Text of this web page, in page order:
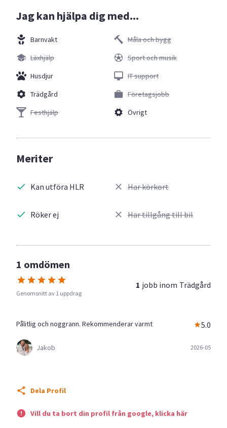
Jag kan hjälpa dig med...
Barnvakt
Läxhjälp
Husdjur
Trädgård
Festhjälp
Måla och bygg
Sport och musik
IT support
Företagsjobb
Övrigt
Meriter
Kan utföra HLR
Röker ej
Har körkort
Har tillgång till bil
1 omdömen
Genomsnitt av 1 uppdrag
1 jobb inom Trädgård
Pålitlig och noggrann. Rekommenderar varmt 5.0
Jakob 2026-05
Dela Profil
Vill du ta bort din profil från google, klicka här